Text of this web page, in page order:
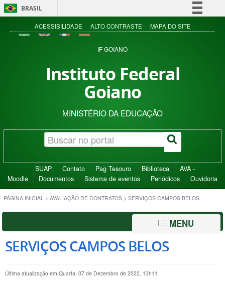
BRASIL
Simplifique!
Acesso à informação
ACESSIBILIDADE ALTO CONTRASTE MAPA DO SITE
IF GOIANO
Instituto Federal
Goiano
MINISTÉRIO DA EDUCAÇÃO
SUAP Contato Pag Tesouro Biblioteca
AVA -
Moodle
Documentos Sistema de eventos Periódicos Ouvidoria
PÁGINA INICIAL > AVALIAÇÃO DE CONTRATOS > SERVIÇOS CAMPOS BELOS
MENU
SERVIÇOS CAMPOS BELOS
Última atualização em Quarta, 07 de Dezembro de 2022, 13h11